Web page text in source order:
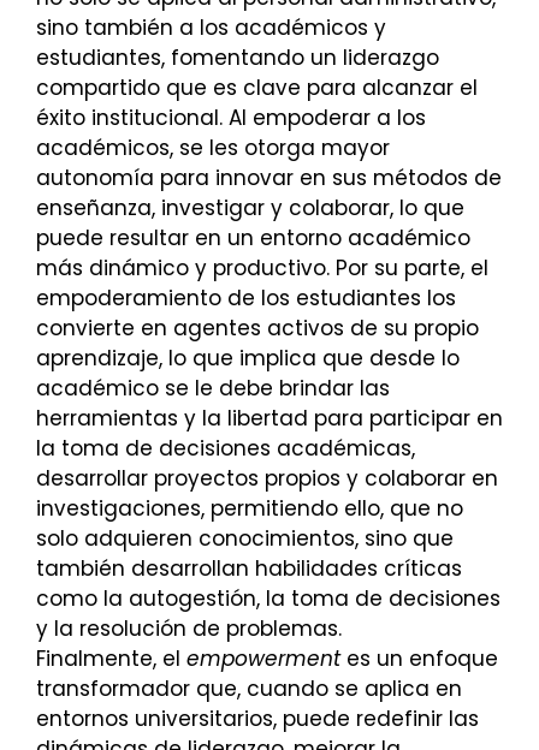
sino también a los académicos y
estudiantes, fomentando un liderazgo
compartido que es clave para alcanzar el
éxito institucional. Al empoderar a los
académicos, se les otorga mayor
autonomía para innovar en sus métodos de
enseñanza, investigar y colaborar, lo que
puede resultar en un entorno académico
más dinámico y productivo. Por su parte, el
empoderamiento de los estudiantes los
convierte en agentes activos de su propio
aprendizaje, lo que implica que desde lo
académico se le debe brindar las
herramientas y la libertad para participar en
la toma de decisiones académicas,
desarrollar proyectos propios y colaborar en
investigaciones, permitiendo ello, que no
solo adquieren conocimientos, sino que
también desarrollan habilidades críticas
como la autogestión, la toma de decisiones
y la resolución de problemas.
Finalmente, el empowermentes un enfoque
transformador que, cuando se aplica en
entornos universitarios, puede redefinir las